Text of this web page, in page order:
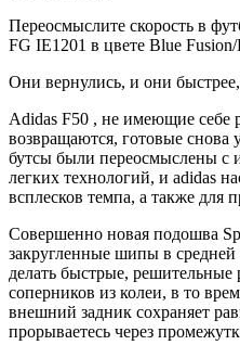
Переосмыслите скорость в
FG IE1201 в цвете Blue
Они вернулись, и они
Adidas F50 , не имеющие себе
возвращаются, готовые снова
бутсы были переосмыслены с
легких технологий, и adidas
всплесков темпа, а также для
Совершенно новая подошва
закругленные шипы в средней
делать быстрые,
соперников из колеи, в то
внешний задник сохраняет
прорываетесь через